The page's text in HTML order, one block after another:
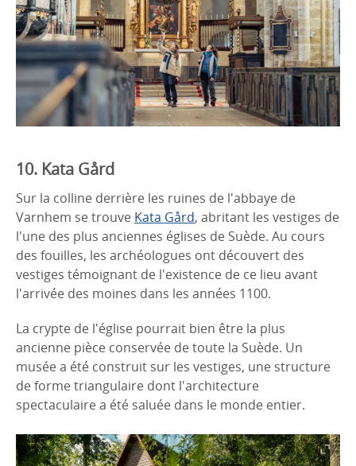
10. Kata Gård
Sur la colline derrière les ruines de l'abbaye de
Varnhem se trouve Kata Gård, abritant les vestiges de
l'une des plus anciennes églises de Suède. Au cours
des fouilles, les archéologues ont découvert des
vestiges témoignant de l'existence de ce lieu avant
l'arrivée des moines dans les années 1100.
La crypte de l'église pourrait bien être la plus
ancienne pièce conservée de toute la Suède. Un
musée a été construit sur les vestiges, une structure
de forme triangulaire dont l'architecture
spectaculaire a été saluée dans le monde entier.